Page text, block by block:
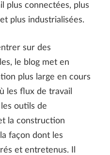
plus connectées, plus
plus industrialisées.
sur des
le blog met en
plus large en cours
les flux de travail
outils de
la construction
façon dont les
et entretenus. Il